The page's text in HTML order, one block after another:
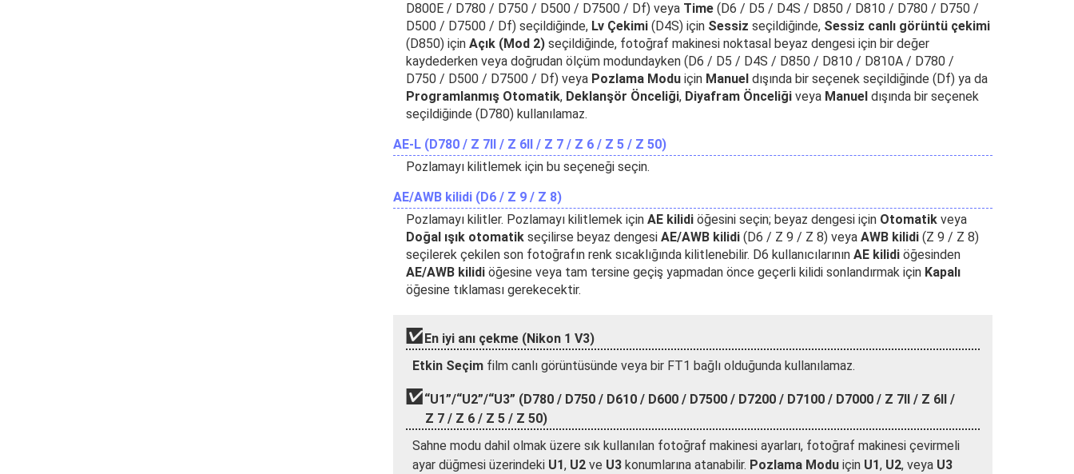
D800E / D780 / D750 / D500 / D7500 / Df) veya Time (D6 / D5 / D4S / D850 / D810 / D780 / D750 /
D500 / D7500 / Df) seçildiğinde, Lv Çekimi (D4S) için Sessiz seçildiğinde, Sessiz canlı görüntü çekimi
(D850) için Açık (Mod 2) seçildiğinde, fotoğraf makinesi noktasal beyaz dengesi için bir değer
kaydederken veya doğrudan ölçüm modundayken (D6 / D5 / D4S / D850 / D810 / D810A / D780 /
D750 / D500 / D7500 / Df) veya Pozlama Modu için Manuel dışında bir seçenek seçildiğinde (Df) ya da
Programlanmış Otomatik, Deklanşör Önceliği, Diyafram Önceliği veya Manuel dışında bir seçenek
seçildiğinde (D780) kullanılamaz.
AE-L (D780 / Z 7II / Z 6II / Z 7 / Z 6 / Z 5 / Z 50)
Pozlamayı kilitlemek için bu seçeneği seçin.
AE/AWB kilidi (D6 / Z 9 / Z 8)
Pozlamayı kilitler. Pozlamayı kilitlemek için AE kilidi öğesini seçin; beyaz dengesi için Otomatik veya
Doğal ışık otomatik seçilirse beyaz dengesi AE/AWB kilidi (D6 / Z 9 / Z 8) veya AWB kilidi (Z 9 / Z 8)
seçilerek çekilen son fotoğrafın renk sıcaklığında kilitlenebilir. D6 kullanıcılarının AE kilidi öğesinden
AE/AWB kilidi öğesine veya tam tersine geçiş yapmadan önce geçerli kilidi sonlandırmak için Kapalı
öğesine tıklaması gerekecektir.
En iyi anı çekme (Nikon 1 V3)
Etkin Seçim film canlı görüntüsünde veya bir FT1 bağlı olduğunda kullanılamaz.
“U1”/“U2”/“U3” (D780 / D750 / D610 / D600 / D7500 / D7200 / D7100 / D7000 / Z 7II / Z 6II /
Z 7 / Z 6 / Z 5 / Z 50)
Sahne modu dahil olmak üzere sık kullanılan fotoğraf makinesi ayarları, fotoğraf makinesi çevirmeli
ayar düğmesi üzerindeki U1, U2 ve U3 konumlarına atanabilir. Pozlama Modu için U1, U2, veya U3